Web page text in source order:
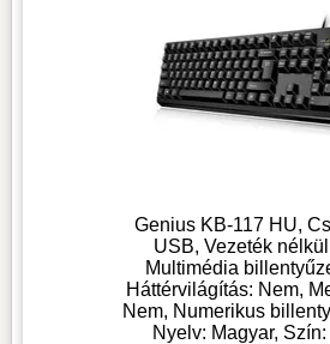
Genius KB-117 HU,
USB, Vezeték
Multimédia
Háttérvilágítás: Nem,
Nem, Numerikus
Nyelv: Magyar,